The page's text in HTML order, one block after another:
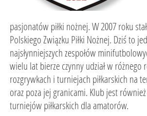
pasjonatów piłki nożnej. W 2007 roku
Polskiego Związku Piłki Nożnej. Dziś to
najsłynniejszych zespołów
wielu lat bierze czynny udział w różnego
rozgrywkach i turniejach piłkarskich na
oraz poza jej granicami. Klub jest
turniejów piłkarskich dla amatorów.